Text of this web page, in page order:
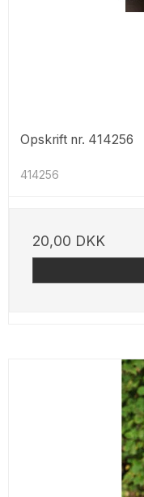
Opskrift nr. 414256
414256
20,00 DKK